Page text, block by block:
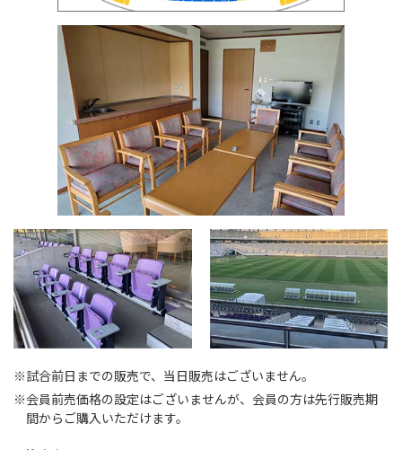
※試合前日までの販売で、当日販売はございません。
※会員前売価格の設定はございませんが、会員の方は先行販売期
間からご購入いただけます。